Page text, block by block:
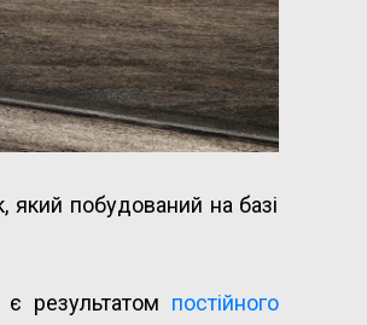
який побудований на базі
результатом постійного